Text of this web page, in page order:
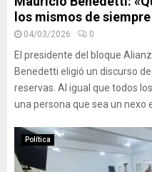
los mismos de
04/03/2026 0
El presidente del bloque
Benedetti eligió un discurso
reservas. Al igual que todos
una persona que sea un nexo
Política